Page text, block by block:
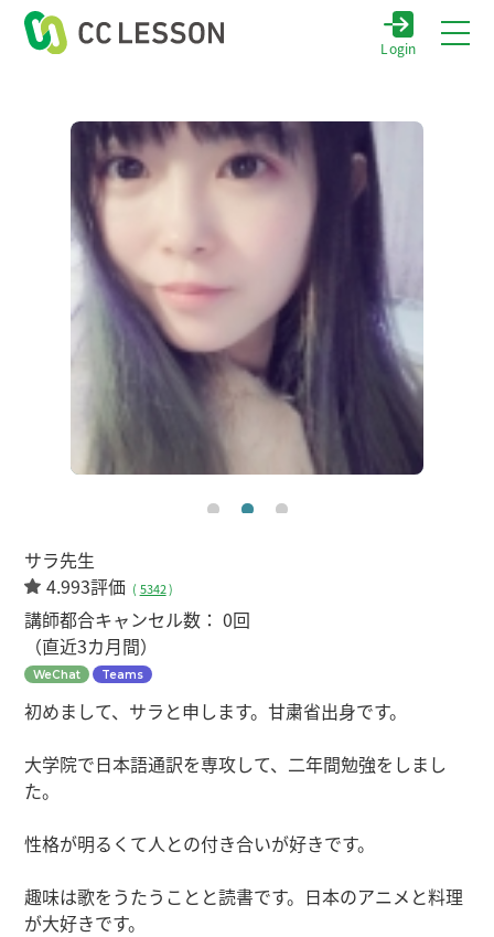
Login
サラ先生
4.993評価 ( 5342)
講師都合キャンセル数：0回
（直近3カ月間）
WeChat Teams
初めまして、サラと申します。甘粛省出身です。
大学院で日本語通訳を専攻して、二年間勉強をしまし
た。
性格が明るくて人との付き合いが好きです。
趣味は歌をうたうことと読書です。日本のアニメと料理
が大好きです。